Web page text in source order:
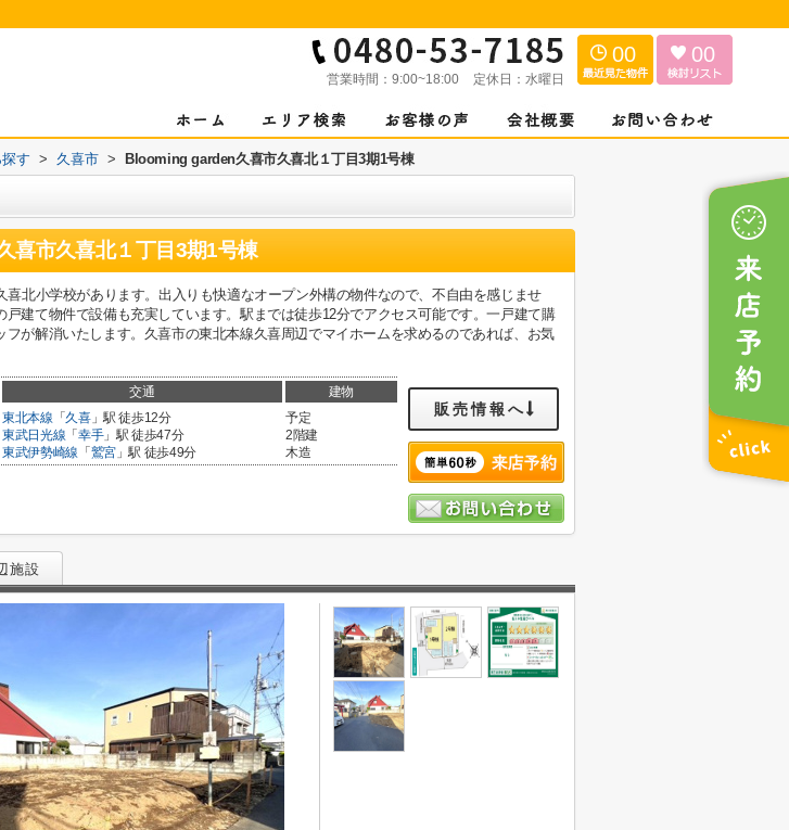
営業時間： 9:00~18:00 定休日： 水曜日
00 00
す > 久喜市 > Blooming garden久喜市久喜北１丁目3期1号棟
喜市久喜北１丁目3期1号棟
喜北小学校があります。出入りも快適なオープン外構の物件なので、不自由を感じませ
戸建て物件で設備も充実しています。駅までは徒歩12分でアクセス可能です。一戸建て購
フが解消いたします。久喜市の東北本線久喜周辺でマイホームを求めるのであれば、お気
交通 建物
東北本線 「 久喜」駅 徒歩12分
東武日光線 「 幸手」駅 徒歩47分
東武伊勢崎線 「 鷲宮」駅 徒歩49分
予定
2階建
木造
販売情報へ
施設